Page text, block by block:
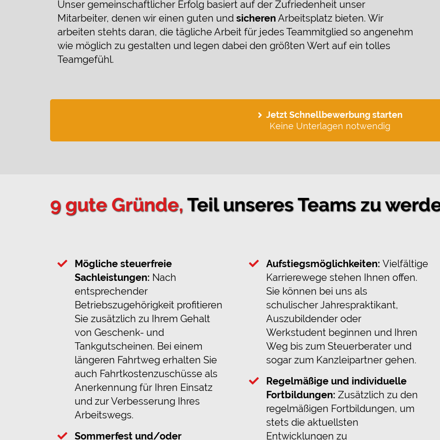
Unser gemeinschaftlicher Erfolg basiert auf der Zufriedenheit unser
Mitarbeiter, denen wir einen guten und sicheren Arbeitsplatz bieten. Wir
arbeiten stehts daran, die tägliche Arbeit für jedes Teammitglied so angenehm
wie möglich zu gestalten und legen dabei den größten Wert auf ein tolles
Teamgefühl.
Jetzt Schnellbewerbung starten
Keine Unterlagen notwendig
9 gute Gründe,Teil unseres Teams zu
Mögliche steuerfreie
Sachleistungen: Nach
entsprechender
Betriebszugehörigkeit profitieren
Sie zusätzlich zu Ihrem Gehalt
von Geschenk- und
Tankgutscheinen. Bei einem
längeren Fahrtweg erhalten Sie
auch Fahrtkostenzuschüsse als
Anerkennung für Ihren Einsatz
und zur Verbesserung Ihres
Arbeitswegs.
Sommerfest und/oder
Aufstiegsmöglichkeiten: Vielfältige
Karrierewege stehen Ihnen offen.
Sie können bei uns als
schulischer Jahrespraktikant,
Auszubildender oder
Werkstudent beginnen und Ihren
Weg bis zum Steuerberater und
sogar zum Kanzleipartner gehen.
Regelmäßige und individuelle
Fortbildungen: Zusätzlich zu den
regelmäßigen Fortbildungen, um
stets die aktuellsten
Entwicklungen zu